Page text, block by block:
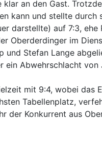
an den Gast.
kann und stellte
darstellte) auf 7:3,
Oberderdinger im
und Stefan Lange
ein Abwehrschlacht
mit 9:4, wobei
Tabellenplatz,
der Konkurrent aus